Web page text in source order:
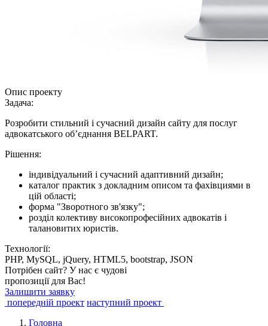
Опис проекту
Задача:
Розробити стильний і сучасний дизайн сайту для послуг
адвокатського об’єднання BELPART.
Рішення:
індивідуальний і сучасний адаптивний дизайн;
каталог практик з докладним описом та фахівциями в
цій області;
форма "Зворотного зв'язку";
розділ колективу високопрофесійних адвокатів і
талановитих юристів.
Технології:
PHP, MySQL, jQuery, HTML5, bootstrap, JSON
Потрібен сайт? У нас є чудові
пропозиції для Вас!
Залишити заявку
попередній проект наступний проект
Головна